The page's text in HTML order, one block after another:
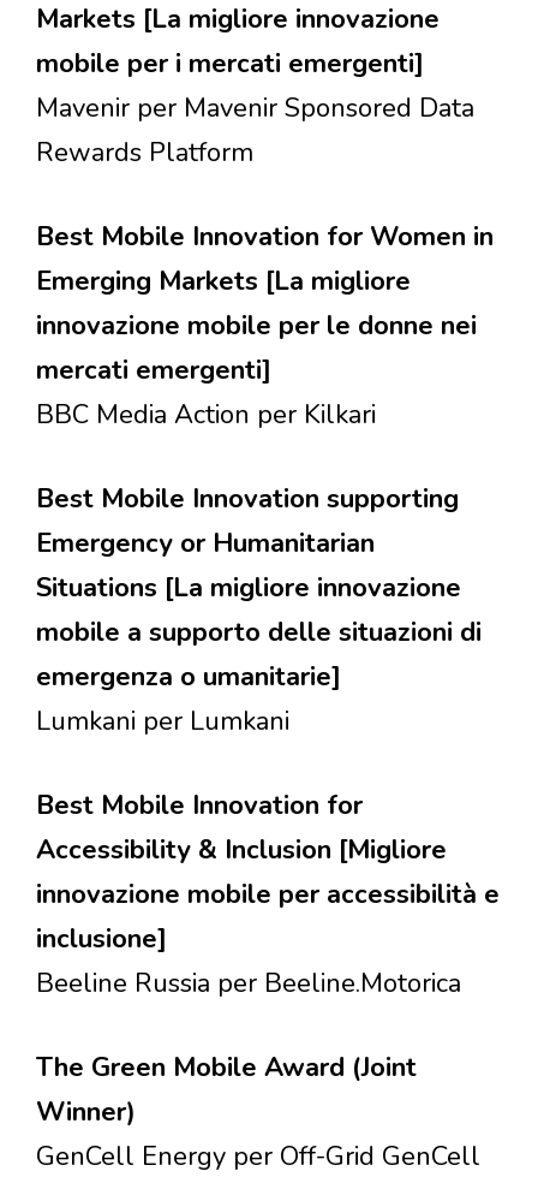
Markets [La migliore innovazione
mobile per i mercati emergenti]
Mavenir per Mavenir Sponsored Data
Rewards Platform
Best Mobile Innovation for Women in
Emerging Markets [La migliore
innovazione mobile per le donne nei
mercati emergenti]
BBC Media Action per Kilkari
Best Mobile Innovation supporting
Emergency or Humanitarian
Situations [La migliore innovazione
mobile a supporto delle situazioni di
emergenza o umanitarie]
Lumkani per Lumkani
Best Mobile Innovation for
Accessibility & Inclusion [Migliore
innovazione mobile per accessibilità e
inclusione]
Beeline Russia per Beeline.Motorica
The Green Mobile Award (Joint
Winner)
GenCell Energy per Off-Grid GenCell